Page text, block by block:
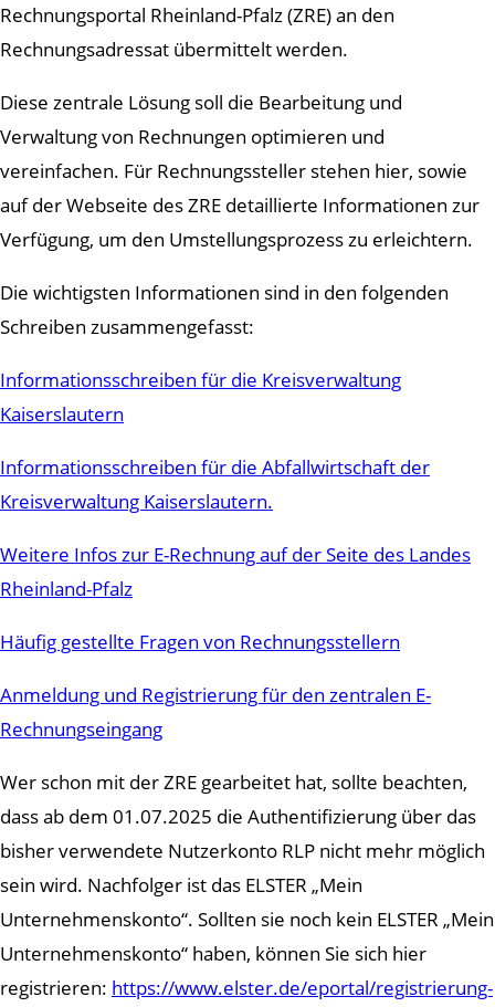
Rechnungsportal Rheinland-Pfalz (ZRE) an den
Rechnungsadressat übermittelt werden.
Diese zentrale Lösung soll die Bearbeitung und
Verwaltung von Rechnungen optimieren und
vereinfachen. Für Rechnungssteller stehen hier, sowie
auf der Webseite des ZRE detaillierte Informationen zur
Verfügung, um den Umstellungsprozess zu erleichtern.
Die wichtigsten Informationen sind in den folgenden
Schreiben zusammengefasst:
Informationsschreiben für die Kreisverwaltung
Kaiserslautern
Informationsschreiben für die Abfallwirtschaft der
Kreisverwaltung Kaiserslautern.
Weitere Infos zur E-Rechnung auf der Seite des Landes
Rheinland-Pfalz
Häufig gestellte Fragen von Rechnungsstellern
Anmeldung und Registrierung für den zentralen E-
Rechnungseingang
Wer schon mit der ZRE gearbeitet hat, sollte beachten,
dass ab dem 01.07.2025 die Authentifizierung über das
bisher verwendete Nutzerkonto RLP nicht mehr möglich
sein wird. Nachfolger ist das ELSTER „Mein
Unternehmenskonto“. Sollten sie noch kein ELSTER „Mein
Unternehmenskonto“ haben, können Sie sich hier
registrieren: https://www.elster.de/eportal/registrierung-